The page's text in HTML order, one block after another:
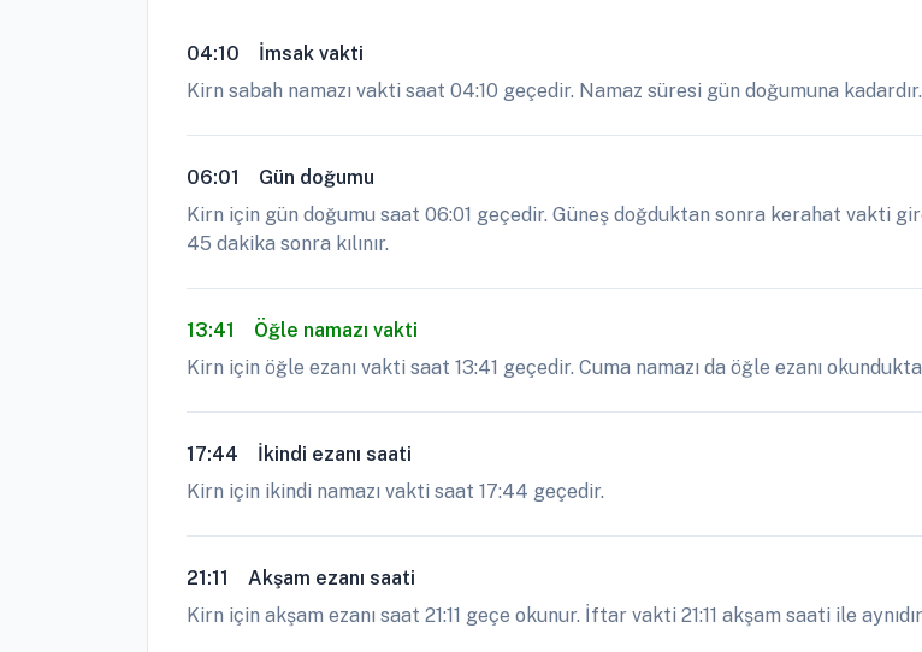
04:10
İmsak vakti
Kirn sabah namazı vakti saat 04:10 geçedir. Namaz süresi gün doğumuna kadardır.
06:01
Gün doğumu
Kirn için gün doğumu saat 06:01 geçedir. Güneş doğduktan sonra kerahat vakti
45 dakika sonra kılınır.
13:41
Öğle namazı vakti
Kirn için öğle ezanı vakti saat 13:41 geçedir. Cuma namazı da öğle ezanı
17:44
İkindi ezanı saati
Kirn için ikindi namazı vakti saat 17:44 geçedir.
21:11
Akşam ezanı saati
Kirn için akşam ezanı saat 21:11 geçe okunur. İftar vakti 21:11 akşam saati ile